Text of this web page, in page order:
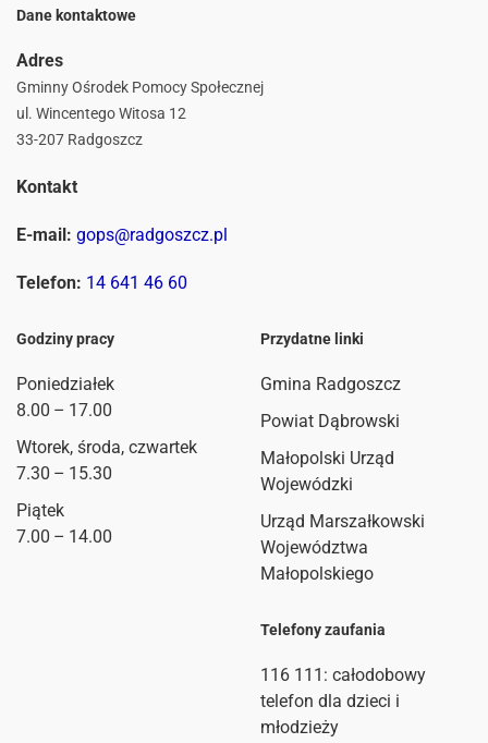
Dane kontaktowe
Adres
Gminny Ośrodek Pomocy Społecznej
ul. Wincentego Witosa 12
33-207 Radgoszcz
Kontakt
E-mail: gops@radgoszcz.pl
Telefon: 14 641 46 60
Godziny pracy
Poniedziałek
8.00 – 17.00
Wtorek, środa, czwartek
7.30 – 15.30
Piątek
7.00 – 14.00
Przydatne linki
Gmina Radgoszcz
Powiat Dąbrowski
Małopolski Urząd
Wojewódzki
Urząd Marszałkowski
Województwa
Małopolskiego
Telefony zaufania
116 111 : całodobowy
telefon dla dzieci i
młodzieży